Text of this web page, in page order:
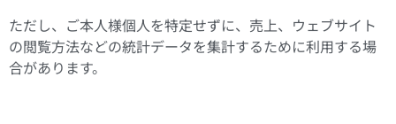
ただし、ご本人様個人を特定せずに、売上、ウェブサイト
の閲覧方法などの統計データを集計するために利用する場
合があります。